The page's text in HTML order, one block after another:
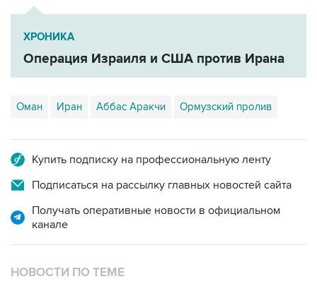
ХРОНИКА
Операция Израиля и США против Ирана
Оман Иран Аббас Аракчи Ормузский пролив
Купить подписку на профессиональную ленту
Подписаться на рассылку главных новостей сайта
Получать оперативные новости в официальном
канале
НОВОСТИ ПО ТЕМЕ